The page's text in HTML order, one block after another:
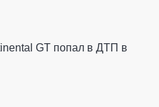
GT попал в ДТП в